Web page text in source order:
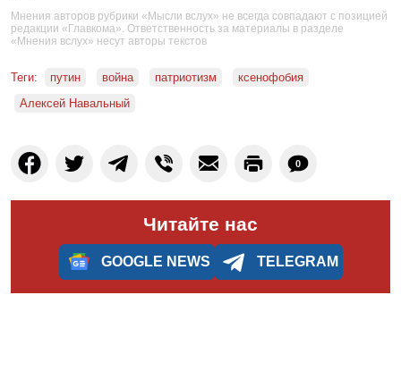
Мнения авторов рубрики «Мысли вслух» не всегда совпадают с позицией
редакции «Главкома». Ответственность за материалы в разделе
«Мнения вслух» несут авторы текстов
Теги: путин война патриотизм
ксенофобия
Алексей Навальный
0
Читайте нас
GOOGLE NEWS TELEGRAM